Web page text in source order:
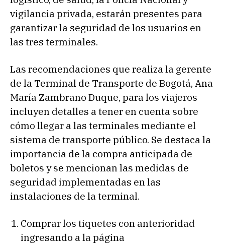
vigilancia privada, estarán presentes para
garantizar la seguridad de los usuarios en
las tres terminales.
Las recomendaciones que realiza la gerente
de la Terminal de Transporte de Bogotá, Ana
María Zambrano Duque, para los viajeros
incluyen detalles a tener en cuenta sobre
cómo llegar a las terminales mediante el
sistema de transporte público. Se destaca la
importancia de la compra anticipada de
boletos y se mencionan las medidas de
seguridad implementadas en las
instalaciones de la terminal.
Comprar los tiquetes con anterioridad
ingresando a la página